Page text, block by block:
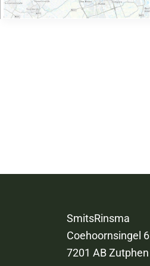
SmitsRinsma
Coehoornsingel 6
7201 AB Zutphen